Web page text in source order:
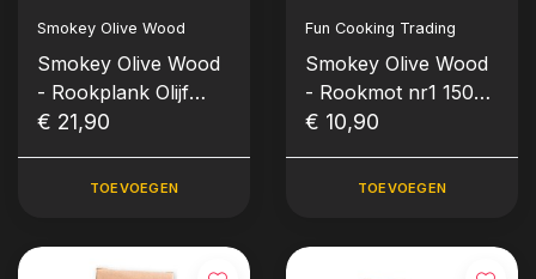
Smokey Olive Wood
Smokey Olive Wood
- Rookplank Olijf
Rond (3 stuks)
€ 21,90
TOEVOEGEN
Fun Cooking Trading
Smokey Olive Wood
- Rookmot nr1 1500
ml Olijf & Beuk
€ 10,90
TOEVOEGEN